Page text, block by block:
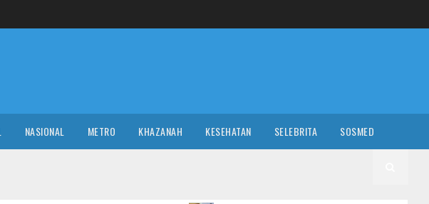
NASIONAL METRO KHAZANAH KESEHATAN SELEBRITA SOSMED